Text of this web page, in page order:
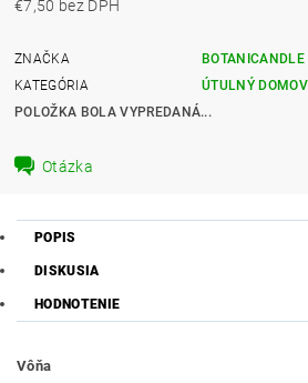
€7,50 bez DPH
ZNAČKA
BOTANICANDLE
KATEGÓRIA
ÚTULNÝ DOMOV
POLOŽKA BOLA VYPREDANÁ...
Otázka
POPIS
DISKUSIA
HODNOTENIE
Vôňa